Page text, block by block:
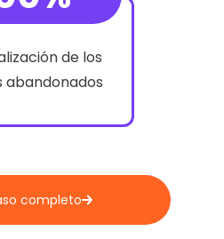
de los
abandonados
completo